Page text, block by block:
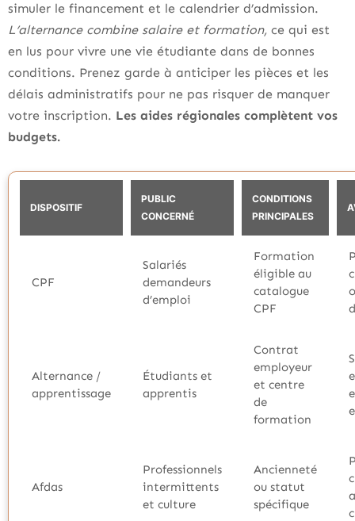
simuler le financement et le calendrier d’admission.
L’alternance combine salaire et formation, ce qui est
en lus pour vivre une vie étudiante dans de bonnes
conditions. Prenez garde à anticiper les pièces et les
délais administratifs pour ne pas risquer de manquer
votre inscription. Les aides régionales complètent vos
budgets.
DISPOSITIF
PUBLIC
CONCERNÉ
CONDITIONS
PRINCIPALES
CPF
Salariés
demandeurs
d’emploi
Formation
éligible au
catalogue
CPF
Alternance /
apprentissage
Étudiants et
apprentis
Contrat
employeur
et centre
de
formation
Afdas
Professionnels
intermittents
et culture
Ancienneté
ou statut
spécifique